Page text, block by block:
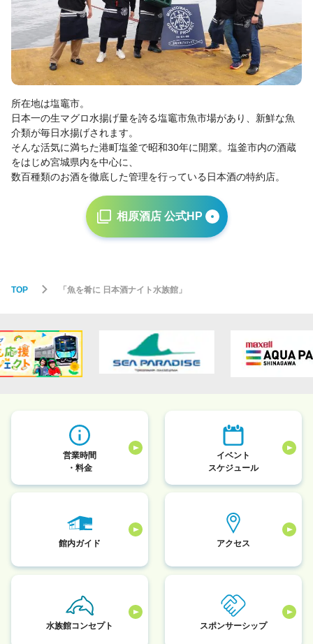
所在地は塩竈市。
日本一の生マグロ水揚げ量を誇る塩竈市魚市場があり、新鮮な魚
介類が毎日水揚げされます。
そんな活気に満ちた港町塩釜で昭和30年に開業。塩釜市内の酒蔵
をはじめ宮城県内を中心に、
数百種類のお酒を徹底した管理を行っている日本酒の特約店。
相原酒店 公式HP
TOP 「魚を肴に 日本酒ナイト水族館」
営業時間
・料金
イベント
スケジュール
館内ガイド アクセス
水族館コンセプト スポンサーシップ